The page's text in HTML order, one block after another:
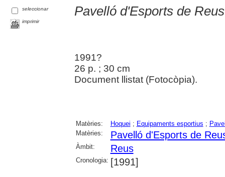
seleccionar
imprimir
Pavelló d'Esports de
1991?
26 p. ; 30 cm
Document llistat (Fotocòpia).
Matèries: Hoquei ; Equipaments esportius ;
Matèries:
Pavelló d'Esports de
Àmbit: Reus
Cronologia: [1991]